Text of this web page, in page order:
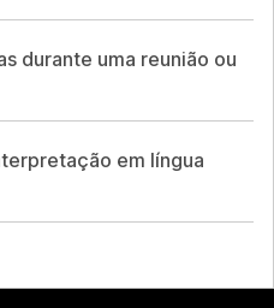
durante uma reunião ou
em língua